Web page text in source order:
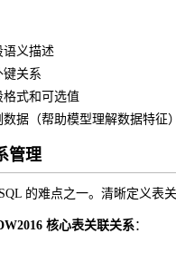
语义描述
键关系
格式和可选值
据（帮助模型理解数据特征）
管理
的难点之一。清晰定义表
核心表关联关系：